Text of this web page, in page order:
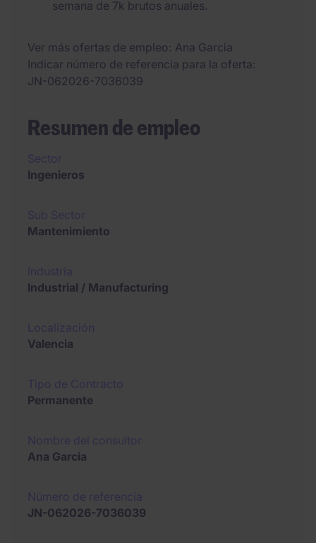
semana de 7k brutos anuales.
Ver más ofertas de empleo Ana Garcia
Indicar número de referencia para la oferta
JN-062026-7036039
Resumen de empleo
Ingenieros
Mantenimiento
Industrial / Manufacturing
Valencia
Permanente
Ana Garcia
JN-062026-7036039